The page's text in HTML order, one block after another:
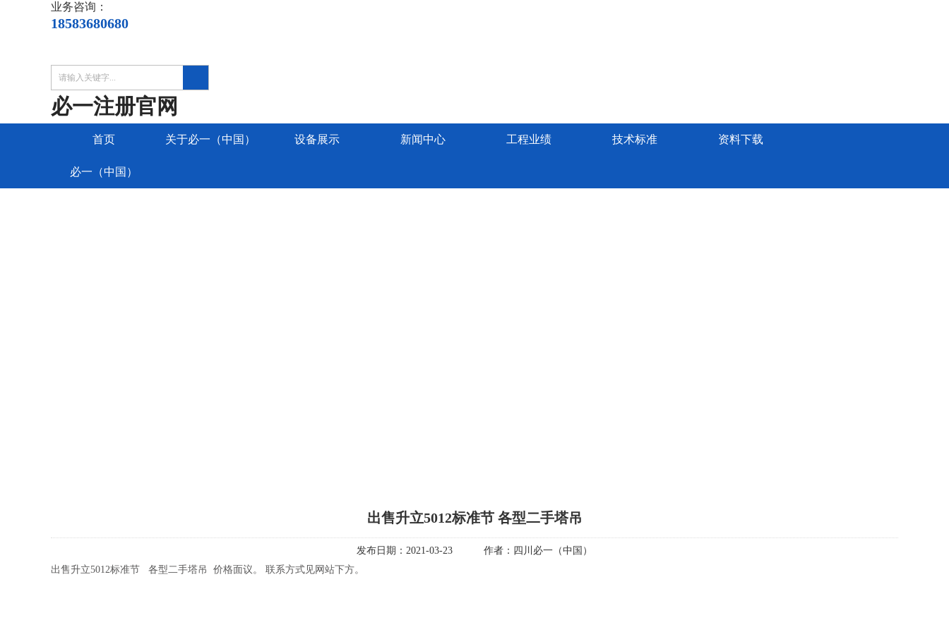
业务咨询：
18583680680
必一注册官网
首页 关于必一（中国） 设备展示 新闻中心 工程业绩 技术标准 资料下载
必一（中国）
出售升立5012标准节 各型二手塔吊
发布日期： 2021-03-23 作者： 四川必一（中国）
出售升立5012标准节 各型二手塔吊 价格面议。 联系方式见网站下方。